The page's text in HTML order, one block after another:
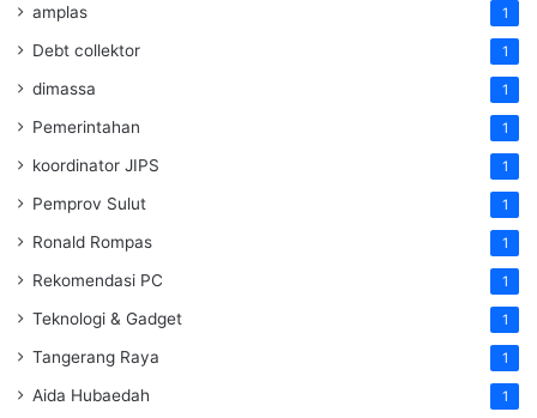
amplas 1
Debt collektor 1
dimassa 1
Pemerintahan 1
koordinator JIPS 1
Pemprov Sulut 1
Ronald Rompas 1
Rekomendasi PC 1
Teknologi & Gadget 1
Tangerang Raya 1
Aida Hubaedah 1